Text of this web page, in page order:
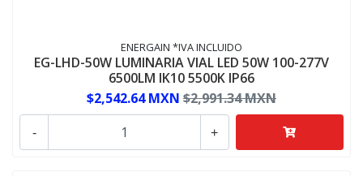
ENERGAIN *IVA INCLUIDO
EG-LHD-50W LUMINARIA VIAL LED 50W 100-277V
6500LM IK10 5500K IP66
$2,542.64 MXN $2,991.34 MXN
+
-